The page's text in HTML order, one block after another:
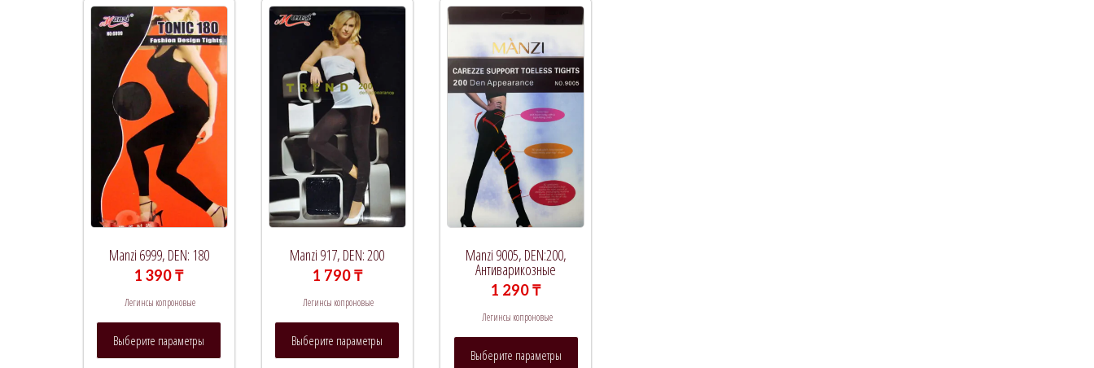
Manzi 6999, DEN: 180
1 390₸
Легинсы копроновые
Выберите параметры
Manzi 917, DEN: 200
1 790₸
Легинсы копроновые
Выберите параметры
Manzi 9005, DEN:200,
Антиварикозные
1 290₸
Легинсы копроновые
Выберите параметры
Этот